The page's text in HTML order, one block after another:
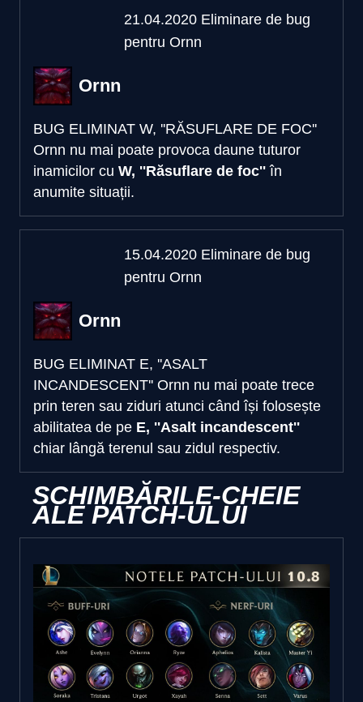
21.04.2020 Eliminare de bug
pentru Ornn
Ornn
BUG ELIMINAT W, ''RĂSUFLARE DE FOC''
Ornn nu mai poate provoca daune tuturor
inamicilor cu W, ''Răsuflare de foc'' în
anumite situații.
15.04.2020 Eliminare de bug
pentru Ornn
Ornn
BUG ELIMINAT E, ''ASALT
INCANDESCENT'' Ornn nu mai poate trece
prin teren sau ziduri atunci când își folosește
abilitatea de pe E, ''Asalt incandescent''
chiar lângă terenul sau zidul respectiv.
SCHIMBĂRILE-CHEIE
ALE PATCH-ULUI